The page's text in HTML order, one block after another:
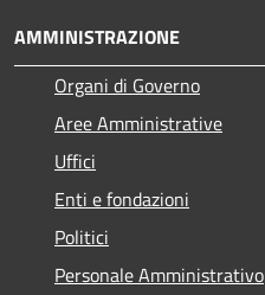
AMMINISTRAZIONE
Organi di Governo
Aree Amministrative
Uffici
Enti e fondazioni
Politici
Personale Amministrativo